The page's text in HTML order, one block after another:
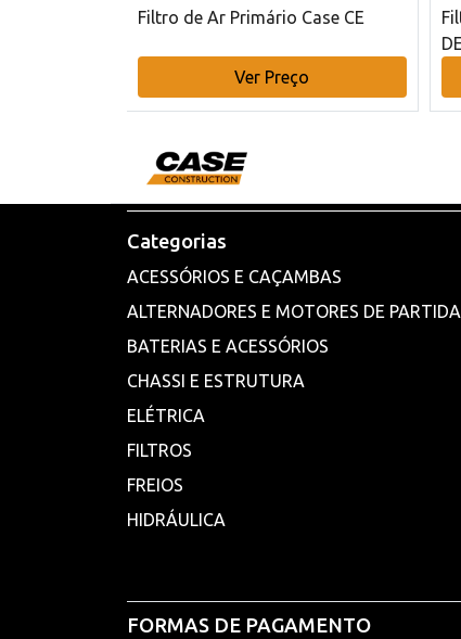
Filtro de Ar Primário Case CE
Ver Preço
Categorias
ACESSÓRIOS E CAÇAMBAS
ALTERNADORES E MOTORES DE PARTIDA
BATERIAS E ACESSÓRIOS
CHASSI E ESTRUTURA
ELÉTRICA
FILTROS
FREIOS
HIDRÁULICA
FORMAS DE PAGAMENTO